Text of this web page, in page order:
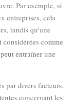
Par exemple, si
entreprises, cela
tandis qu'une
comme
entraîner une
par divers facteurs,
concernant les